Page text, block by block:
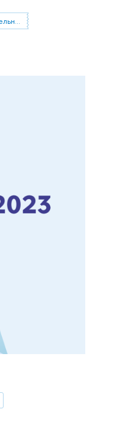
индикаторы инновационной деятельности